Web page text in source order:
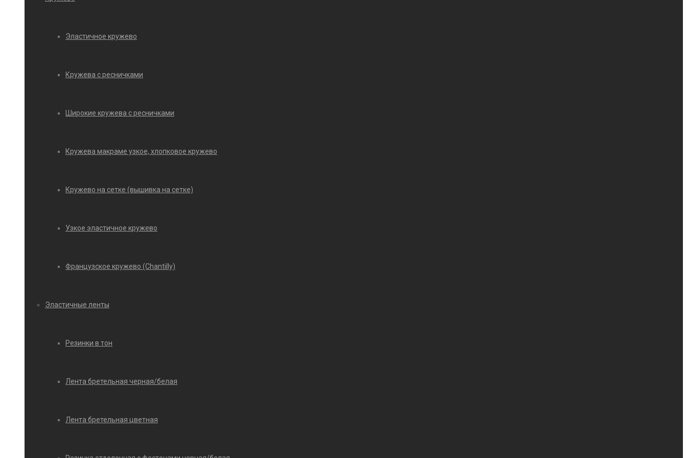
Эластичное кружево
Кружева с ресничками
Широкие кружева с ресничками
Кружева макраме узкое, хлопковое кружево
Кружево на сетке (вышивка на сетке)
Узкое эластичное кружево
Французское кружево (Chantilly)
Эластичные ленты
Резинки в тон
Лента бретельная черная/белая
Лента бретельная цветная